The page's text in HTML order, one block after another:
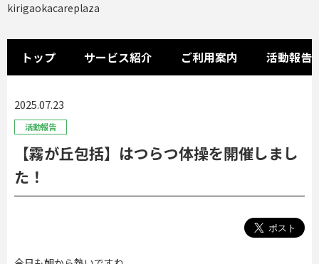
kirigaokacareplaza
トップ サービス紹介 ご利用案内 活動報告
2025.07.23
活動報告
【霧が丘包括】はつらつ体操を開催しまし
た！